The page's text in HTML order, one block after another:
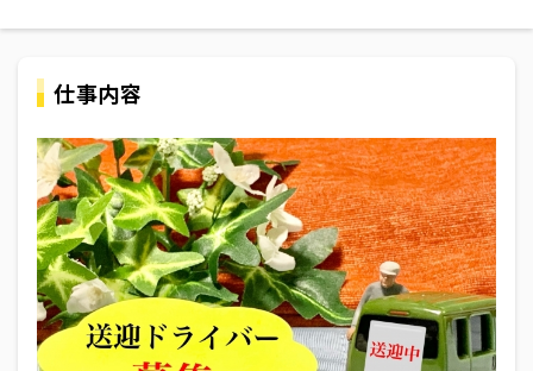
仕事内容